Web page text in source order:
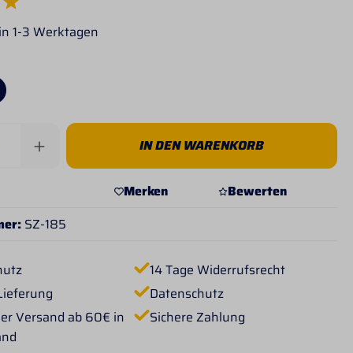
von 5 von 5 Sternen
1-3 Werktagen
Anzahl: Gib den gewünschten Wert
IN DEN WARENKORB
Merken
Bewerten
SZ-185
14 Tage Widerrufsrecht
Datenschutz
Versand ab 60€ in
Sichere Zahlung